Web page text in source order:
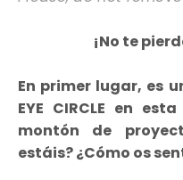
¡No te
En primer lugar, es
EYE CIRCLE en
montón de
estáis? ¿Cómo os